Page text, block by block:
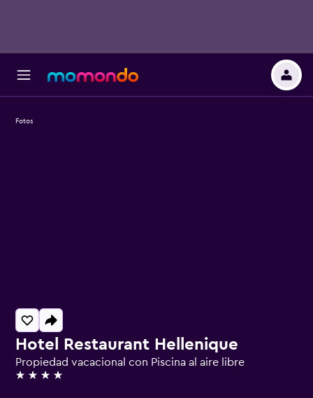
Hotel Restaurant Hellenique
Propiedad vacacional con Piscina al aire libre
4 estrellas
Fotos